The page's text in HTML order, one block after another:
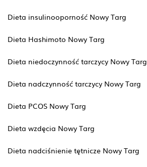
Dieta insulinooporność Nowy Targ
Dieta Hashimoto Nowy Targ
Dieta niedoczynność tarczycy Nowy Targ
Dieta nadczynność tarczycy Nowy Targ
Dieta PCOS Nowy Targ
Dieta wzdęcia Nowy Targ
Dieta nadciśnienie tętnicze Nowy Targ